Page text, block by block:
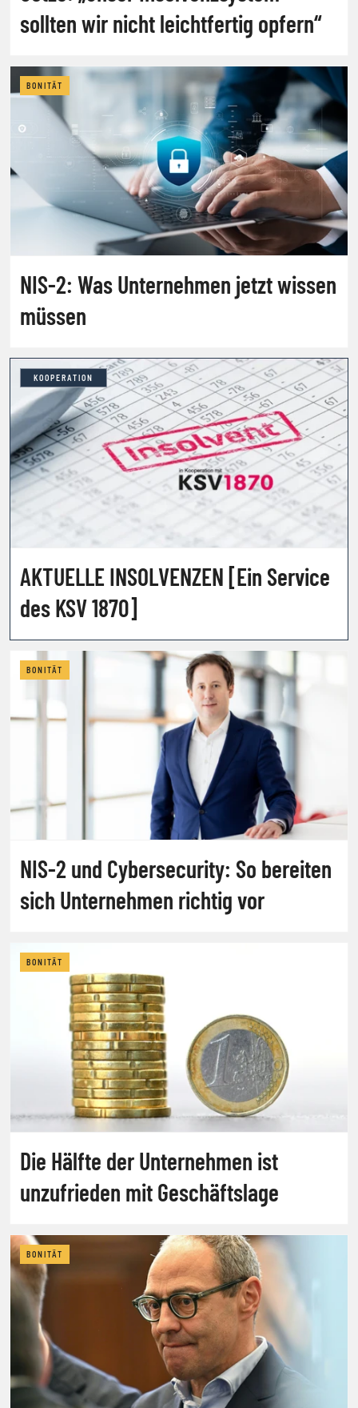
sollten wir nicht leichtfertig opfern“
BONITÄT
NIS-2: Was Unternehmen jetzt wissen
müssen
KOOPERATION
AKTUELLE INSOLVENZEN [Ein Service
des KSV 1870]
BONITÄT
NIS-2 und Cybersecurity: So bereiten
sich Unternehmen richtig vor
BONITÄT
Die Hälfte der Unternehmen ist
unzufrieden mit Geschäftslage
BONITÄT